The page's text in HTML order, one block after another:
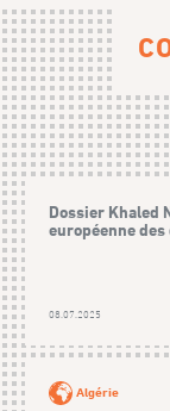
Dossier Khaled
européenne des
08.07.2025
Algérie